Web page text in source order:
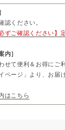
円（税込）
けします。
、「マイページ」よ
は2回分のお届け完了
にあたって」も必ず
認ください。
ずご確認ください】
内］
せて便利＆お得にご
ページ」より、お届
はこちら